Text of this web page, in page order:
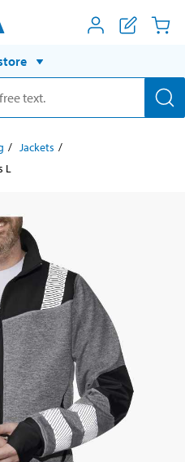
Jackets
L